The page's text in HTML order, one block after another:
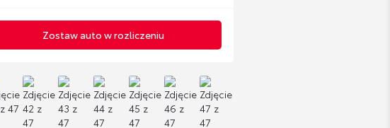
Zostaw auto w rozliczeniu